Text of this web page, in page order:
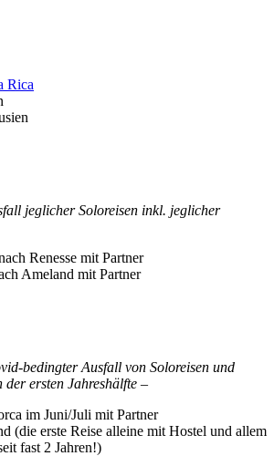
Rica
jeglicher Soloreisen inkl. jeglicher
Renesse mit Partner
Ameland mit Partner
bedingter Ausfall von Soloreisen und
der ersten Jahreshälfte –
im Juni/Juli mit Partner
(die erste Reise alleine mit Hostel und allem
fast 2 Jahren!)